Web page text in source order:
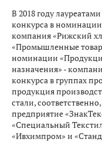
В 2018 году
конкурса в
компания «Рижский
«Промышленные
номинации
назначения» -
конкурса в группах
продукция
стали,
предприятие
«Специальный
«Ивхимпром» и